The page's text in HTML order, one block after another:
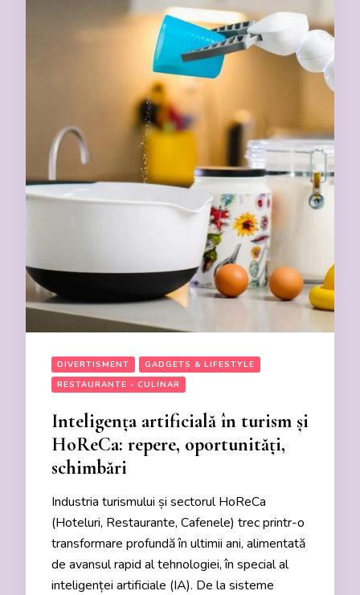
DIVERTISMENT
GADGETS & LIFESTYLE
RESTAURANTE - CULINAR
Inteligența artificială în turism și
HoReCa: repere, oportunități,
schimbări
Industria turismului și sectorul HoReCa
(Hoteluri, Restaurante, Cafenele) trec printr-o
transformare profundă în ultimii ani, alimentată
de avansul rapid al tehnologiei, în special al
inteligenței artificiale (IA). De la sisteme